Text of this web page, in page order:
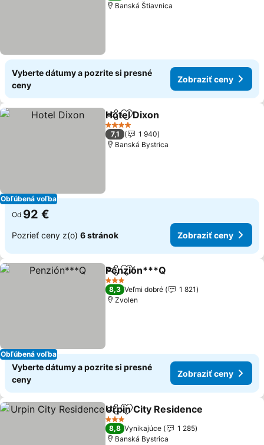
Banská Štiavnica
Vyberte dátumy a pozrite si presné
ceny
Zobraziť ceny
Obľúbená voľba
ZdieľaťPridať do obľúbených
Hotel Dixon
4 Počet hviezdičiek
7,1
1 940
Banská Bystrica
Od 92 €
Pozrieť ceny z(o) 6 stránok Zobraziť ceny
Obľúbená voľba
ZdieľaťPridať do obľúbených
Penzión***Q
3 Počet hviezdičiek
8,3 Veľmi dobré
1 821
Zvolen
Vyberte dátumy a pozrite si presné
ceny
Zobraziť ceny
ZdieľaťPridať do obľúbených
Urpin City Residence
3 Počet hviezdičiek
8,8 Vynikajúce
1 285
Banská Bystrica